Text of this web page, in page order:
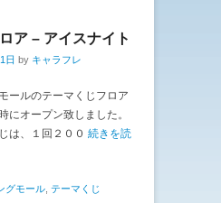
ア – アイスナイト
日 by キャラフレ
ールのテーマくじフロア
にオープン致しました。
は、１回２００ 続きを読
グモール テーマくじ